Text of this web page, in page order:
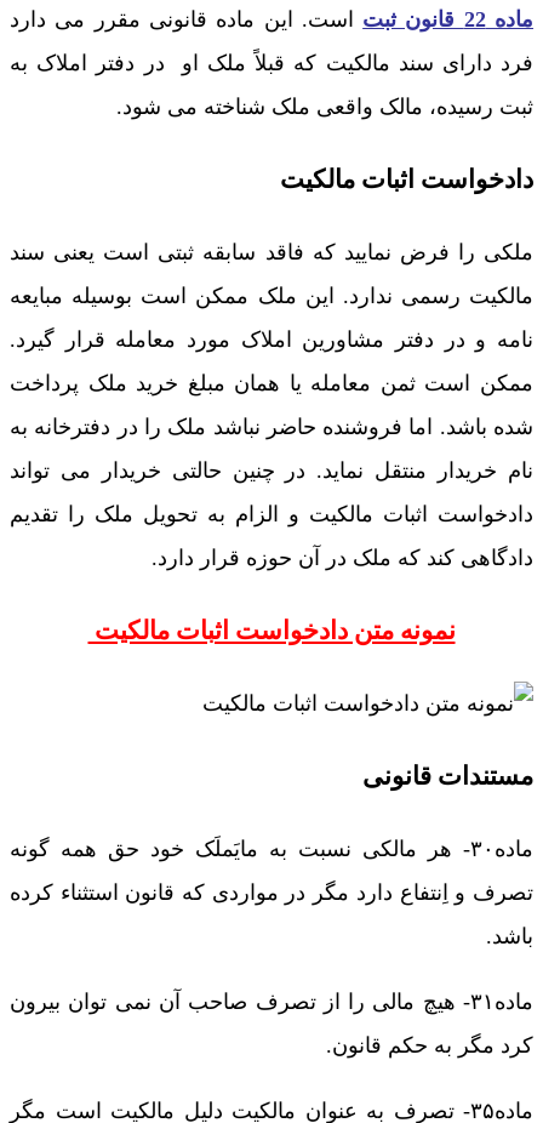
ماده 22 قانون ثبت
است. این ماده قانونی مقرر می دارد
فرد دارای سند مالکیت که قبلاً ملک او در دفتر املاک به
ثبت رسیده، مالک واقعی ملک شناخته می شود.
دادخواست اثبات مالکیت
ملکی را فرض نمایید که فاقد سابقه ثبتی است یعنی سند
مالکیت رسمی ندارد. این ملک ممکن است بوسیله مبایعه
نامه و در دفتر مشاورین املاک مورد معامله قرار گیرد.
ممکن است ثمن معامله یا همان مبلغ خرید ملک پرداخت
شده باشد. اما فروشنده حاضر نباشد ملک را در دفترخانه به
نام خریدار منتقل نماید. در چنین حالتی خریدار می تواند
دادخواست اثبات مالکیت و الزام به تحویل ملک را تقدیم
دادگاهی کند که ملک در آن حوزه قرار دارد.
نمونه متن دادخواست اثبات مالکیت
مستندات قانونی
ماده۳۰- هر مالکی نسبت به مایَملَک خود حق همه گونه
تصرف و اِنتفاع دارد مگر در مواردی که قانون استثناء کرده
باشد.
ماده۳۱- هیچ مالی را از تصرف صاحب آن نمی‌ توان بیرون
کرد مگر به حکم قانون.
ماده۳۵- تصرف به عنوان مالکیت دلیل مالکیت است مگر